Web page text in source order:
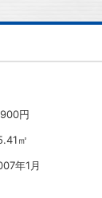
円
㎡
年1月